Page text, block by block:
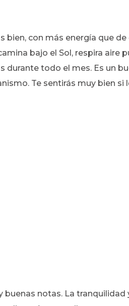
bien, con más energía que
bajo el Sol, respira aire
durante todo el mes. Es un
Te sentirás muy bien si
buenas notas. La tranquilidad